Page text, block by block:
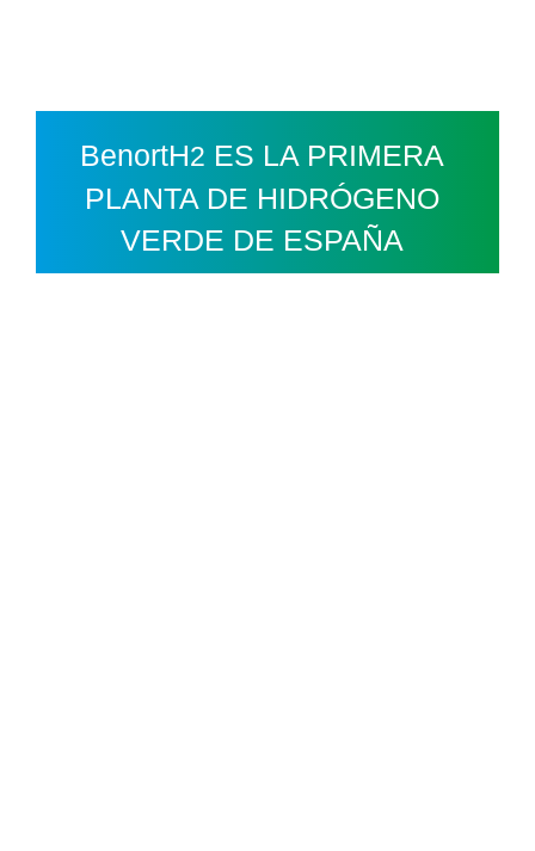
BenortH2 ES LA PRIMERA
PLANTA DE HIDRÓGENO
VERDE DE ESPAÑA